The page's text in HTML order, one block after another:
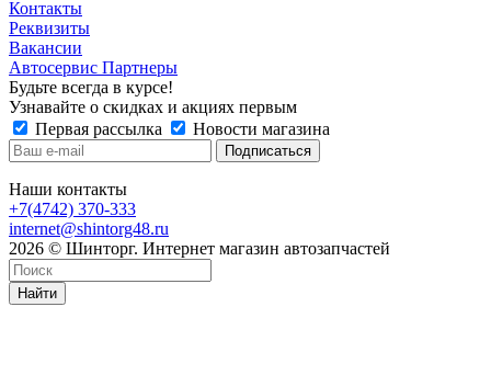
Контакты
Реквизиты
Вакансии
Автосервис Партнеры
Будьте всегда в курсе!
Узнавайте о скидках и акциях первым
Первая рассылка
Новости магазина
Наши контакты
+7(4742) 370-333
internet@shintorg48.ru
2026 © Шинторг. Интернет магазин автозапчастей
Найти